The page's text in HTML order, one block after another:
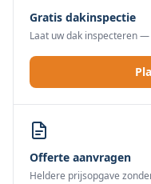
Gratis dakinspectie
Laat uw dak inspecteren
Offerte aanvragen
Heldere prijsopgave